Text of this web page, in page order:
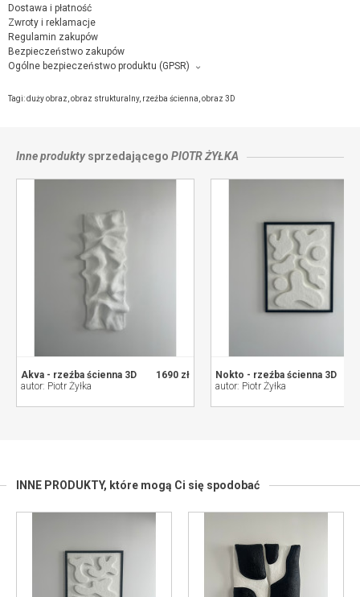
Dostawa i płatność
Zwroty i reklamacje
Regulamin zakupów
Bezpieczeństwo zakupów
Ogólne bezpieczeństwo produktu (GPSR)
Piotr Żyłka, Sosnowa 62, 55-040, Domasław,
kontakt ze sprzedającym
Tagi:duży obraz obraz strukturalny, rzeźba ścienna obraz 3D
Inne produktysprzedającego PIOTR ŻYŁKA
1690 zł
Akva - rzeźba ścienna 3D
autor: Piotr Żyłka
Nokto - rzeźba ścienna 3D
autor: Piotr Żyłka
INNE PRODUKTY, które mogą Ci się spodobać